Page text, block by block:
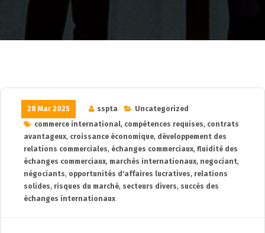
28 Mar 2025 sspta
Uncategorized
commerce international, compétences requises, contrats
avantageux, croissance économique, développement des
relations commerciales, échanges commerciaux, fluidité des
échanges commerciaux, marchés internationaux, negociant,
négociants, opportunités d'affaires lucratives, relations
solides, risques du marché, secteurs divers, succès des
échanges internationaux